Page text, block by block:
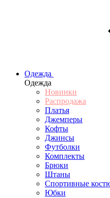
Одежда
Одежда
Новинки
Распродажа
Платья
Джемперы
Кофты
Джинсы
Футболки
Комплекты
Брюки
Штаны
Спортивные
Юбки